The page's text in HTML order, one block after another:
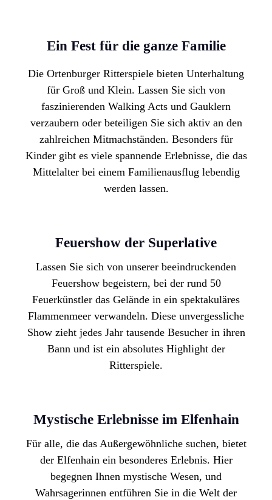
Ein Fest für die ganze Familie
Die Ortenburger Ritterspiele bieten Unterhaltung
für Groß und Klein. Lassen Sie sich von
faszinierenden Walking Acts und Gauklern
verzaubern oder beteiligen Sie sich aktiv an den
zahlreichen Mitmachständen. Besonders für
Kinder gibt es viele spannende Erlebnisse, die das
Mittelalter bei einem Familienausflug lebendig
werden lassen.
Feuershow der Superlative
Lassen Sie sich von unserer beeindruckenden
Feuershowbegeistern, bei der rund 50
Feuerkünstler das Gelände in ein spektakuläres
Flammenmeer verwandeln. Diese unvergessliche
Show zieht jedes Jahr tausende Besucher in ihren
Bann und ist ein absolutes Highlight der
Ritterspiele.
Mystische Erlebnisse im Elfenhain
Für alle, die das Außergewöhnliche suchen, bietet
der Elfenhain ein besonderes Erlebnis. Hier
begegnen Ihnen mystische Wesen, und
Wahrsagerinnen entführen Sie in die Welt der